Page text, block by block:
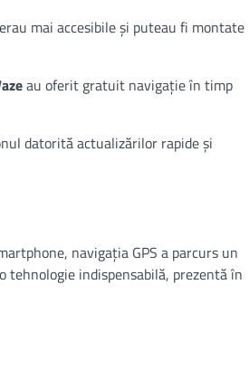
mai accesibile și puteau fi montate
au oferit gratuit navigație în timp
datorită actualizărilor rapide și
navigația GPS a parcurs un
tehnologie indispensabilă, prezentă în